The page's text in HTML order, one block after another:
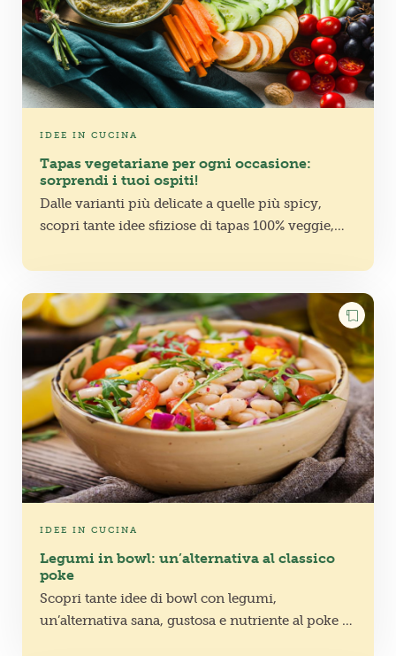
IDEE IN CUCINA
Tapas vegetariane per ogni occasione:
sorprendi i tuoi ospiti!
Dalle varianti più delicate a quelle più spicy,
scopri tante idee sfiziose di tapas 100% veggie,
creatività!
IDEE IN CUCINA
Legumi in bowl: un’alternativa al classico
poke
Scopri tante idee di bowl con legumi,
un’alternativa sana, gustosa e nutriente al poke di